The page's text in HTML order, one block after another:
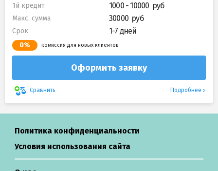
1й кредит 1000 - 10000
Макс. сумма 30000
Срок 1-7 дней
0% комиссия для новых клиентов
Оформить заявку
Сравнить Подробнее
Политика конфиденциальности
Условия использования сайта